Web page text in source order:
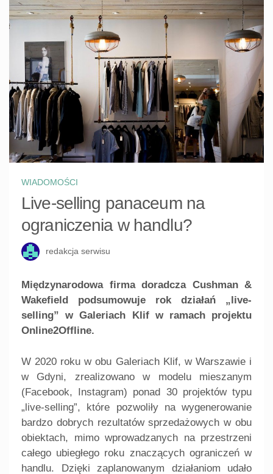
WIADOMOŚCI
Live-selling panaceum na
ograniczenia w handlu?
redakcja serwisu
Międzynarodowa firma doradcza Cushman &
Wakefield podsumowuje rok działań „live-
selling” w Galeriach Klif w ramach projektu
Online2Offline.
W 2020 roku w obu Galeriach Klif, w Warszawie i
w Gdyni, zrealizowano w modelu mieszanym
(Facebook, Instagram) ponad 30 projektów typu
„live-selling”, które pozwoliły na wygenerowanie
bardzo dobrych rezultatów sprzedażowych w obu
obiektach, mimo wprowadzanych na przestrzeni
całego ubiegłego roku znaczących ograniczeń w
handlu. Dzięki zaplanowanym działaniom udało